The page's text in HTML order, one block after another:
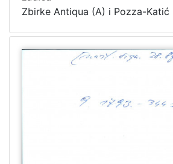
Zbirke Antiqua (A) i Pozza-Katić